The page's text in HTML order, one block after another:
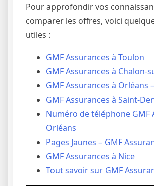
Pour approfondir vos
comparer les offres, voici
utiles :
GMF Assurances à Toulon
GMF Assurances à Chalon-
GMF Assurances à Orléans
GMF Assurances à Saint-
Numéro de téléphone GMF
Orléans
Pages Jaunes – GMF
GMF Assurances à Nice
Tout savoir sur GMF